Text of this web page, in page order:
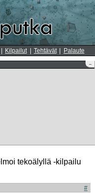
Kilpailut Tehtävät Palaute
–
tekoälyllä -kilpailu
#